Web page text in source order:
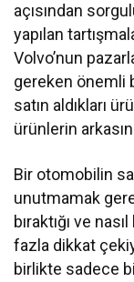
açısından
yapılan
Volvo’nun
gereken önemli
satın aldıkları
ürünlerin
Bir otomobilin
unutmamak
bıraktığı ve
fazla dikkat
birlikte sadece